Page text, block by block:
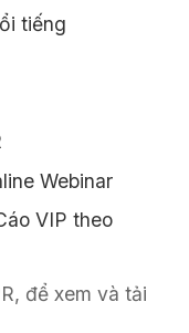
tiếng
Webinar
VIP theo
để xem và tải